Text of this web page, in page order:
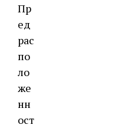
Пр
ед
рас
по
ло
же
нн
ост